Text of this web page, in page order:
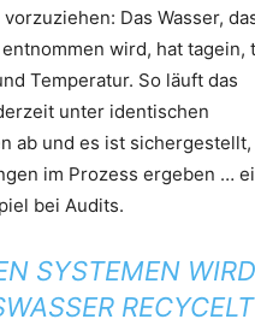
Das Wasser,
wird, hat tagein,
Temperatur. So läuft das
unter identischen
ab und es ist sichergestellt,
im Prozess ergeben …
bei Audits.
SYSTEMEN